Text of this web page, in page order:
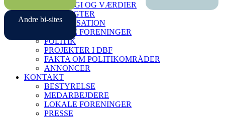
Andre bi-sites
STRATEGI OG VÆRDIER
VEDTÆGTER
ORGANISATION
LOKALE FORENINGER
POLITIK
PROJEKTER I DBF
FAKTA OM POLITIKOMRÅDER
ANNONCER
KONTAKT
BESTYRELSE
MEDARBEJDERE
LOKALE FORENINGER
PRESSE